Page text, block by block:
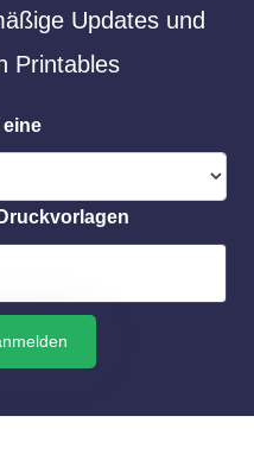
Updates und
Printables
eine